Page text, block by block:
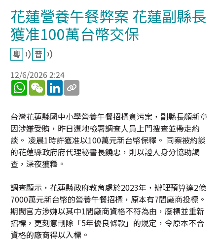
花蓮營養午餐弊案 花蓮副縣長
獲准100萬台幣交保
12/6/2026 2:24
WhatsApp
WeChatLinkedIn
台灣花蓮縣國中小學營養午餐招標貪污案，副縣長顏新章
因涉嫌受賄，昨日遭地檢署調查人員上門搜查並帶走約
談。 凌晨1時許獲准以100萬元新台幣保釋。 同案被約談
的花蓮縣政府府代理秘書長饒忠，則以證人身分協助調
查，深夜獲釋。
調查顯示，花蓮縣政府教育處於2023年，辦理預算達2億
7000萬元新台幣的營養午餐招標，原本有7間廠商投標。
期間官方涉嫌以其中1間廠商資格不符為由，廢標並重新
招標，更刻意刪除「5年優良條款」的規定，令原本不合
資格的廠商得以入標。